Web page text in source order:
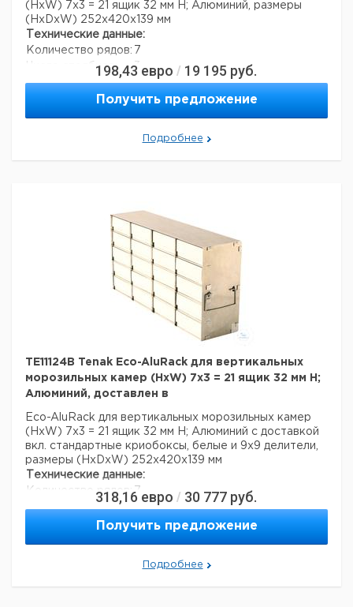
(HxW) 7x3 = 21 ящик 32 мм H; Алюминий, размеры
(HxDxW) 252x420x139 мм
Технические данные:
Количество рядов: 7
Число столбцов:
3
Материал:
алюминий
1,2 кг
Страна происхождения:Дания
Вес брутто:
1,6 кг
198,43 евро / 19 195 руб.
Получить предложение
Подробнее
TE11124B Tenak Eco-AluRack для вертикальных
морозильных камер (HxW) 7x3 = 21 ящик 32 мм H;
Алюминий, доставлен в
Eco-AluRack для вертикальных морозильных камер
(HxW) 7x3 = 21 ящик 32 мм H; Алюминий с доставкой
вкл. стандартные криобоксы, белые и 9x9 делители,
размеры (HxDxW) 252x420x139 мм
Технические данные:
Количество рядов:
7
алюминий
318,16 евро / 30 777 руб.
Получить предложение
Подробнее